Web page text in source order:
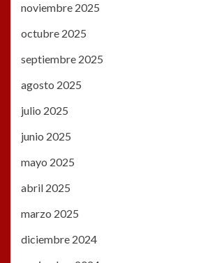
noviembre 2025
octubre 2025
septiembre 2025
agosto 2025
julio 2025
junio 2025
mayo 2025
abril 2025
marzo 2025
diciembre 2024